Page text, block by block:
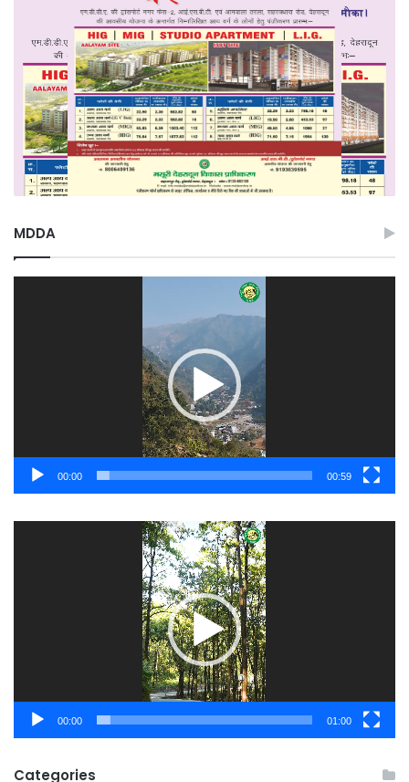
MDDA
00:00 00:59
00:00 01:00
Categories